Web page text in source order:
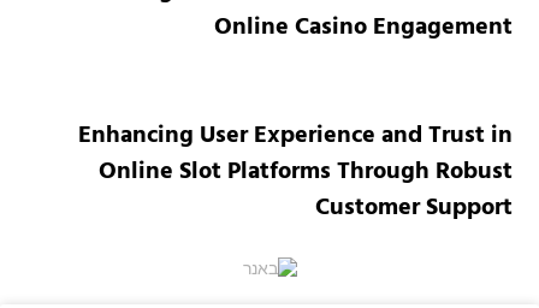
Online Casino Engagement
Enhancing User Experience and Trust in
Online Slot Platforms Through Robust
Customer Support